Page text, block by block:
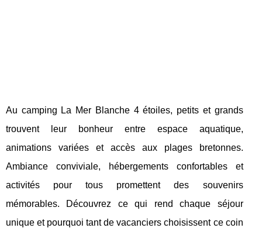
Au camping La Mer Blanche 4 étoiles, petits et grands
trouvent leur bonheur entre espace aquatique,
animations variées et accès aux plages bretonnes.
Ambiance conviviale, hébergements confortables et
activités pour tous promettent des souvenirs
mémorables. Découvrez ce qui rend chaque séjour
unique et pourquoi tant de vacanciers choisissent ce coin